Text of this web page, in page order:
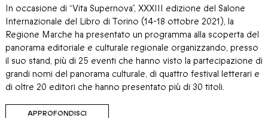
In occasione di “Vita Supernova”, XXXIII edizione del Salone
Internazionale del Libro di Torino (14-18 ottobre 2021), la
Regione Marche ha presentato un programma alla scoperta del
panorama editoriale e culturale regionale organizzando, presso
il suo stand, più di 25 eventi che hanno visto la partecipazione di
grandi nomi del panorama culturale, di quattro festival letterari e
di oltre 20 editori che hanno presentato più di 30 titoli.
APPROFONDISCI